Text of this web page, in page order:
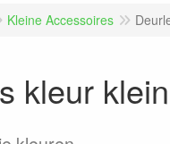
Kleine Accessoires
kleur